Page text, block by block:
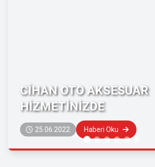
CİHAN OTO AKSESUAR
HİZMETİNİZDE
25.06.2022 Haberi Oku